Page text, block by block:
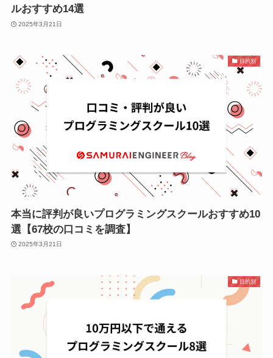
ルおすすめ14選
2025年3月21日
目的別
本当に評判が良いプログラミングスクールおすすめ10
選【67校の口コミを調査】
2025年3月21日
目的別